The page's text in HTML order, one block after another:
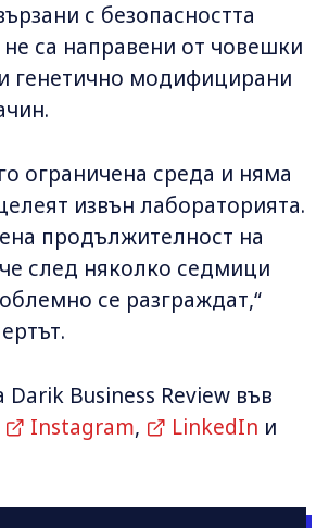
с безопасността
са направени от човешки
генетично модифицирани
ограничена среда и няма
извън лабораторията.
продължителност на
след няколко седмици
се разграждат,“
Business Review във
Instagram, LinkedIn и